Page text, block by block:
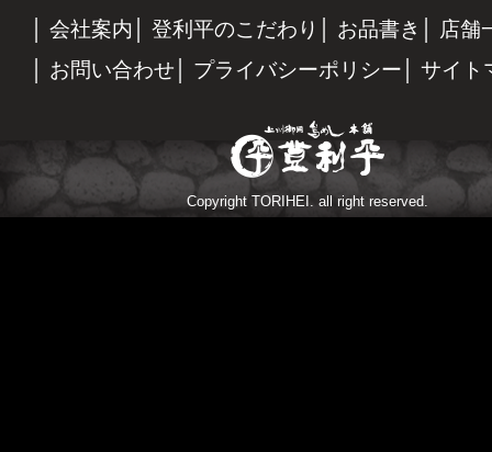
会社案内 登利平のこだわり お品書き
店舗
お問い合わせ
プライバシーポリシー サイト
Copyright TORIHEI. all right reserved.